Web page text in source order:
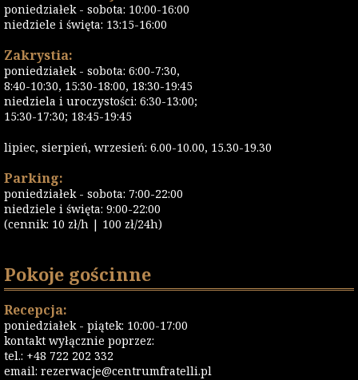
poniedziałek - sobota: 10:00-16:00
niedziele i święta: 13:15-16:00
Zakrystia:
poniedziałek - sobota: 6:00-7:30,
8:40-10:30, 15:30-18:00, 18:30-19:45
niedziela i uroczystości: 6:30-13:00;
15:30-17:30; 18:45-19:45
lipiec, sierpień, wrzesień: 6.00-10.00, 15.30-19.30
Parking:
poniedziałek - sobota: 7:00-22:00
niedziele i święta: 9:00-22:00
(cennik: 10 zł/h | 100 zł/24h)
Pokoje gościnne
Recepcja:
poniedziałek - piątek: 10:00-17:00
kontakt wyłącznie poprzez:
tel.: +48 722 202 332
email: rezerwacje@centrumfratelli.pl